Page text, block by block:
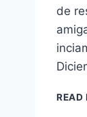
de
READ